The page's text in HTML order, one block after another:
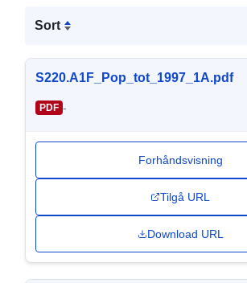
Sort
S220.A1F_Pop_tot_1997_1A.pdf
PDF -
Forhåndsvisning
Tilgå URL
Download URL